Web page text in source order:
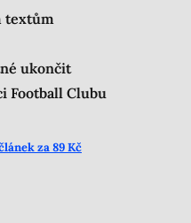
textům
ukončit
Football Clubu
za 89 Kč